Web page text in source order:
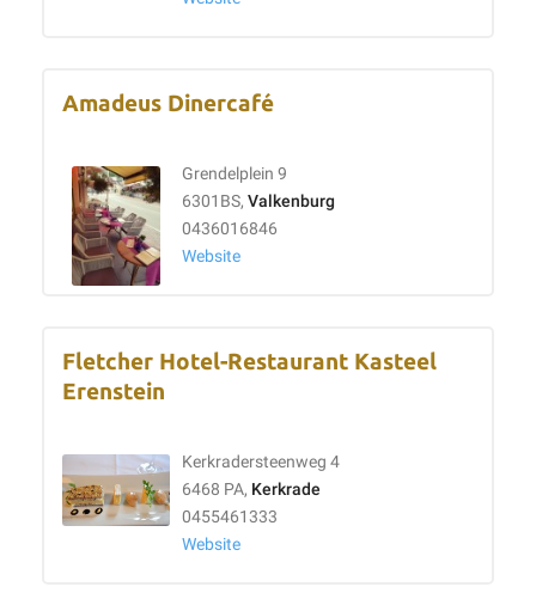
Amadeus Dinercafé
Grendelplein 9
6301BS, Valkenburg
0436016846
Website
Fletcher Hotel-Restaurant Kasteel
Erenstein
Kerkradersteenweg 4
6468 PA, Kerkrade
0455461333
Website